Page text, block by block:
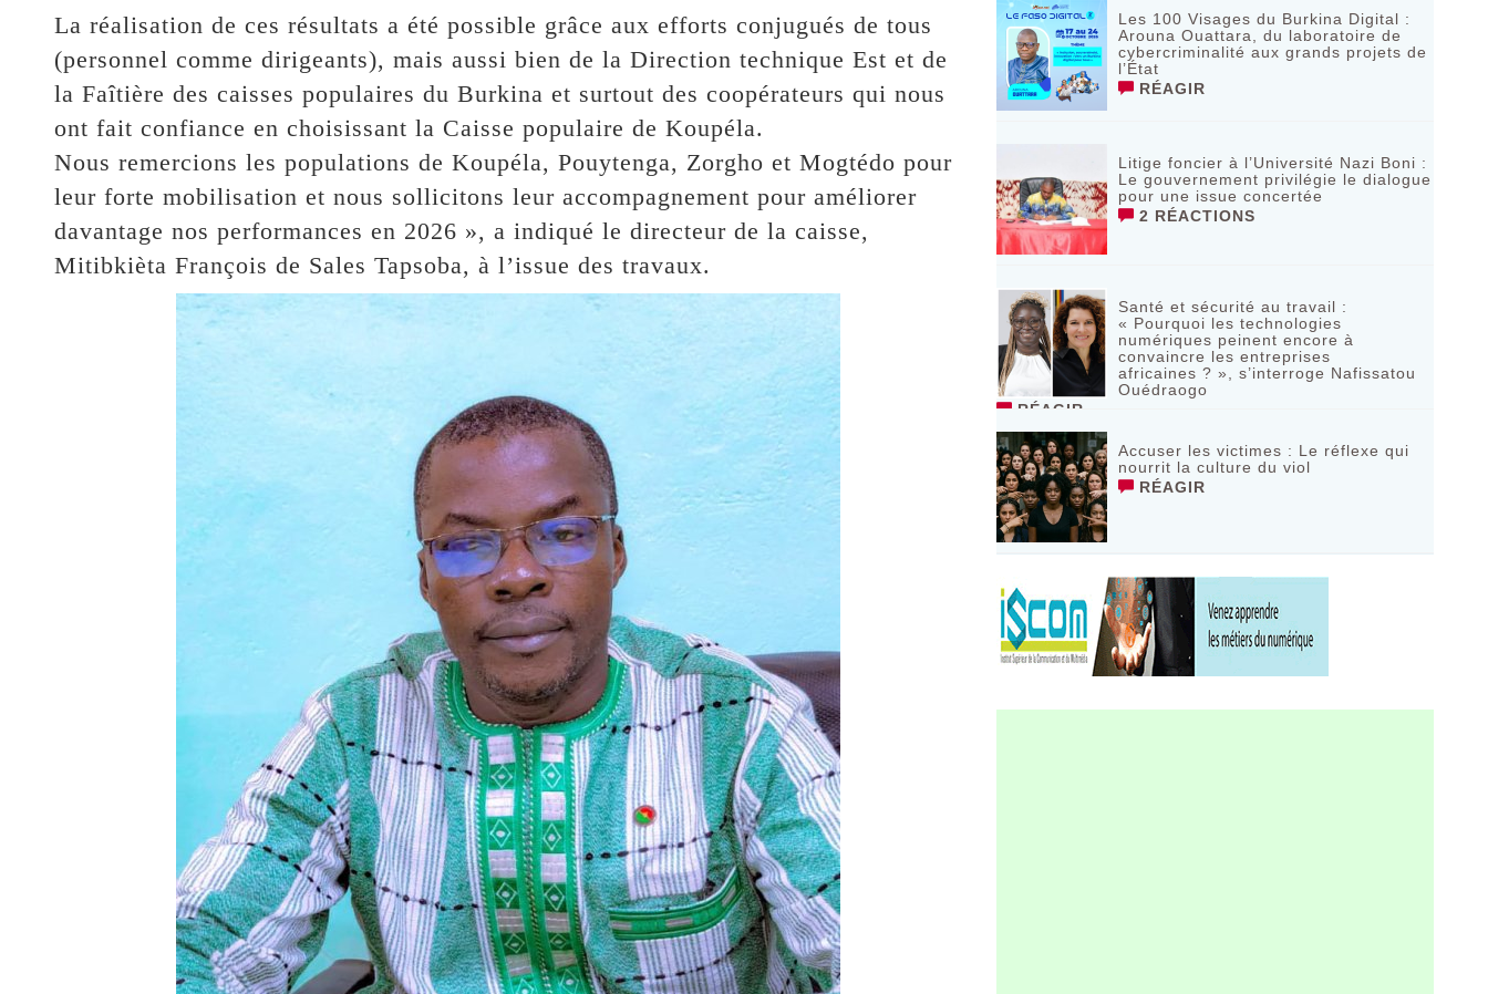
La réalisation de ces résultats a été possible grâce aux efforts conjugués de tous
(personnel comme dirigeants), mais aussi bien de la Direction technique Est et de
la Faîtière des caisses populaires du Burkina et surtout des coopérateurs qui nous
ont fait confiance en choisissant la Caisse populaire de Koupéla.
Nous remercions les populations de Koupéla, Pouytenga, Zorgho et Mogtédo pour
leur forte mobilisation et nous sollicitons leur accompagnement pour améliorer
davantage nos performances en 2026 », a indiqué le directeur de la caisse,
Mitibkièta François de Sales Tapsoba, à l’issue des travaux.
Les 100 Visages du Burkina Digital :
Arouna Ouattara, du laboratoire de
cybercriminalité aux grands projets de
l’État
RÉAGIR
Litige foncier à l’Université Nazi Boni :
Le gouvernement privilégie le dialogue
pour une issue concertée
2 RÉACTIONS
Santé et sécurité au travail :
« Pourquoi les technologies
numériques peinent encore à
convaincre les entreprises
africaines ? », s’interroge Nafissatou
Ouédraogo
RÉAGIR
Accuser les victimes : Le réflexe qui
nourrit la culture du viol
RÉAGIR